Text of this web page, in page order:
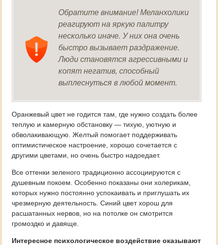
Обратите внимание! Меланхолики
реагируют на яркую палитру
несколько иначе. У них она очень
быстро вызывает раздражение.
Люди становятся агрессивными и
копят негатив, способный
выплеснуться в любой момент.
Оранжевый цвет не годится там, где нужно создать более
теплую и камерную обстановку — тихую, уютную и
обволакивающую. Желтый помогает поддерживать
оптимистическое настроение, хорошо сочетается с
другими цветами, но очень быстро надоедает.
Все оттенки зеленого традиционно ассоциируются с
душевным покоем. Особенно показаны они холерикам,
которых нужно постоянно успокаивать и приглушать их
чрезмерную деятельность. Синий цвет хорош для
расшатанных нервов, но на потолке он смотрится
громоздко и давяще.
Интересное психологическое воздействие оказывают